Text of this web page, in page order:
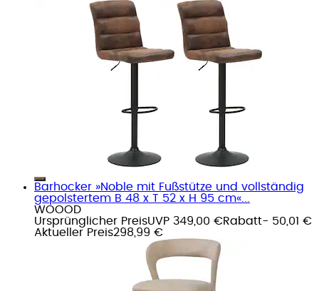
Barhocker »Noble mit Fußstütze und vollständig
gepolstertem B 48 x T 52 x H 95 cm«...
WOOOD
Ursprünglicher PreisUVP 349,00 €Rabatt- 50,01 €
Aktueller Preis298,99 €